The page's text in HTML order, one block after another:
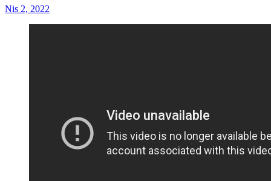
Nis 2, 2022